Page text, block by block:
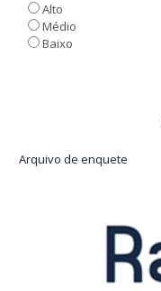
Alto
Médio
Baixo
Arquivo de enquete